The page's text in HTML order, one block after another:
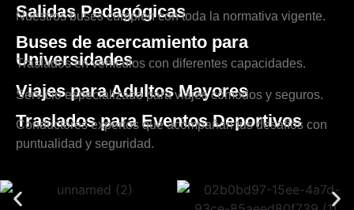
Salidas Pedagógicas
Nuestros buses cumplen con toda la normativa vigente.
Buses de acercamiento para
Universidades
Traslados en vehículos con diferentes capacidades.
Viajes para Adultos Mayores
Servicio especializado para viajes cómodos y seguros.
Traslados para Eventos Deportivos
Conductores expertos que acompañan tus desafíos con
puntualidad y seguridad.